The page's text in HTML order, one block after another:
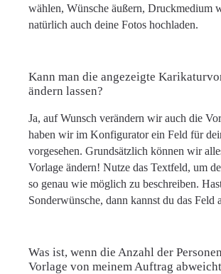
wählen, Wünsche äußern, Druckmedium
natürlich auch deine Fotos hochladen.
Kann man die angezeigte
ändern lassen?
Ja, auf Wunsch verändern wir auch die
haben wir im Konfigurator ein Feld für
vorgesehen. Grundsätzlich können wir
Vorlage ändern! Nutze das Textfeld, um
so genau wie möglich zu beschreiben.
Sonderwünsche, dann kannst du das Feld
Was ist, wenn die Anzahl der
Vorlage von meinem Auftrag